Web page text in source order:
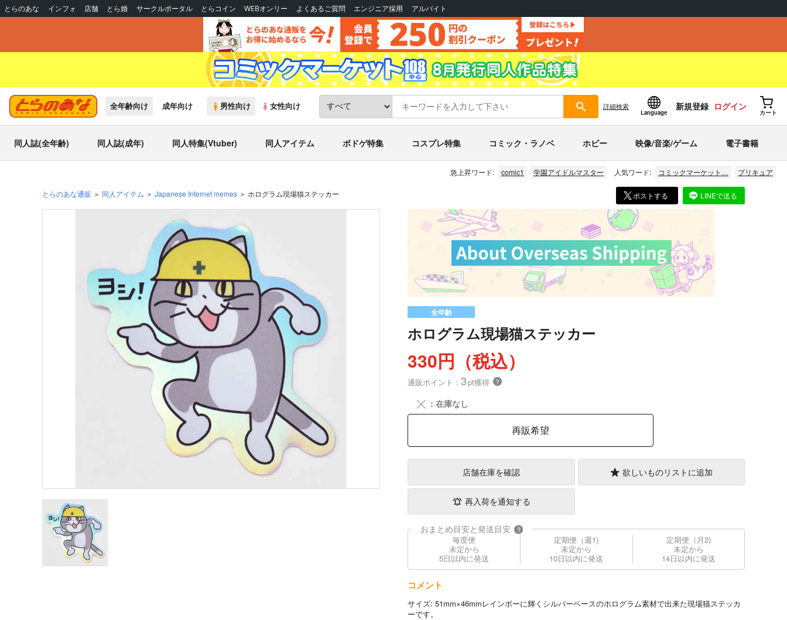
とらのあな インフォ 店舗 とら婚 サークルポータル とらコイン WEBオンリー よくあるご質問 エンジニア採用 アルバイト
全年齢向け 成年向け 男性向け 女性向け 詳細検索
Language
新規登録 ログイン
カート
同人誌(全年齢) 同人誌(成年) 同人特集(Vtuber) 同人アイテム ボドゲ特集 コスプレ特集 コミック・ラノベ ホビー 映像/音楽/ゲーム 電子書籍
急上昇ワード: comic1 学園アイドルマスター 人気ワード: コミックマーケット… プリキュア
とらのあな通販 同人アイテム Japanese Internet memes ホログラム現場猫ステッカー ポストする LINEで送る
全年齢
ホログラム現場猫ステッカー
330円（税込）
通販ポイント： 3pt獲得 ？
╳ ：在庫なし
再販希望
店舗在庫を確認 欲しいものリストに追加
再入荷を通知する
おまとめ目安と発送目安 ?
毎度便
未定から
5日以内に発送
定期便（週1)
未定から
10日以内に発送
定期便（月2)
未定から
14日以内に発送
コメント
サイズ: 51mm×46mmレインボーに輝くシルバーベースのホログラム素材で出来た現場猫ステッカ
ーです。